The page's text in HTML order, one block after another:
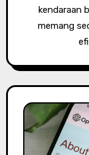
kendaraan
memang